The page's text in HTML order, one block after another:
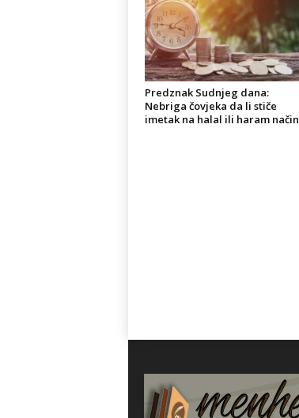
Predznak Sudnjeg dana:
Nebriga čovjeka da li stiče
imetak na halal ili haram način